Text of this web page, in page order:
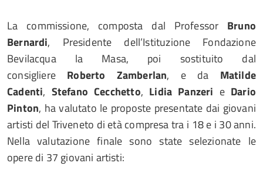
La commissione, composta dal Professor Bruno
Bernardi, Presidente dell’Istituzione Fondazione
Bevilacqua la Masa, poi sostituito dal
consigliere Roberto Zamberlan, e da Matilde
Cadenti, Stefano Cecchetto, Lidia Panzeri e Dario
Pinton, ha valutato le proposte presentate dai giovani
artisti del Triveneto di età compresa tra i 18 e i 30 anni.
Nella valutazione finale sono state selezionate le
opere di 37 giovani artisti: